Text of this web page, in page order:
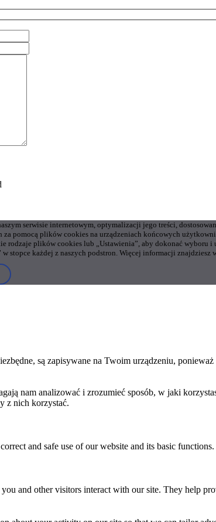
serwisie internetowym, optymalizacji jego treści,
pomocą plików cookies na urządzeniach końcowych
rodzaje plików cookies lub „Ustawienia”, aby dokonać
stopce każdej z naszych podstron. Więcej informacji znajdziesz
są zapisywane na Twoim urządzeniu,
nam analizować i zrozumieć sposób, w jaki
z nich korzystać.
and safe use of our website and its basic
and other visitors interact with our site. They help